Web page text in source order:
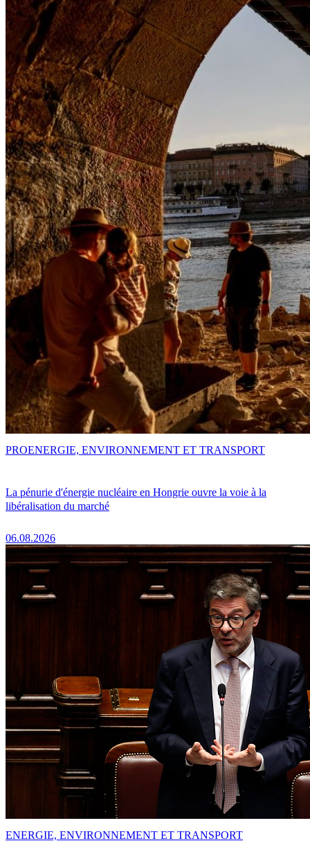
La pénurie d'énergie nucléaire en Hongrie ouvre la voie à la
libéralisation du marché
06.08.2026
PROENERGIE, ENVIRONNEMENT ET TRANSPORT
ENERGIE, ENVIRONNEMENT ET TRANSPORT